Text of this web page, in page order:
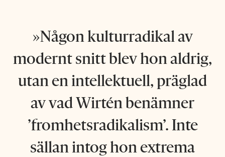
Någon kulturradikal av
modernt snitt blev hon aldrig,
utan en intellektuell, präglad
av vad Wirtén benämner
’fromhetsradikalism’. Inte
sällan intog hon extrema